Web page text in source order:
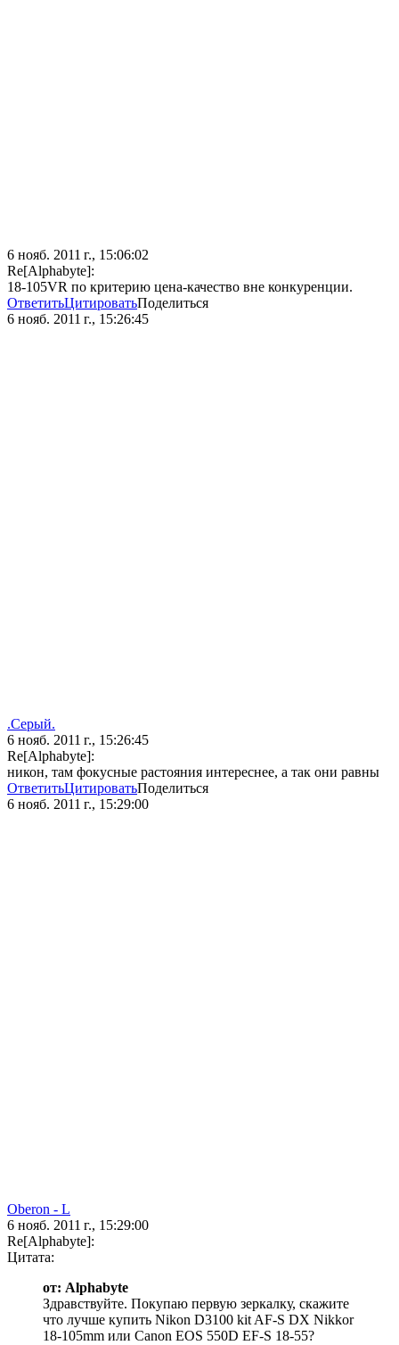
6 нояб. 2011 г., 15:06:02
Re[Alphabyte]:
18-105VR по критерию цена-качество вне конкуренции.
ОтветитьЦитироватьПоделиться
6 нояб. 2011 г., 15:26:45
.Серый.
6 нояб. 2011 г., 15:26:45
Re[Alphabyte]:
никон, там фокусные растояния интереснее, а так они равны
ОтветитьЦитироватьПоделиться
6 нояб. 2011 г., 15:29:00
Oberon - L
6 нояб. 2011 г., 15:29:00
Re[Alphabyte]:
Цитата:
от: Alphabyte
Здравствуйте. Покупаю первую зеркалку, скажите
что лучше купить Nikon D3100 kit AF-S DX Nikkor
18-105mm или Canon EOS 550D EF-S 18-55?